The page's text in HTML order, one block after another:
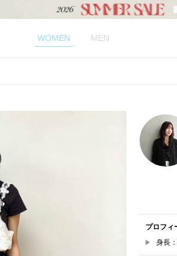
WOMEN MEN
プロフィ
身長